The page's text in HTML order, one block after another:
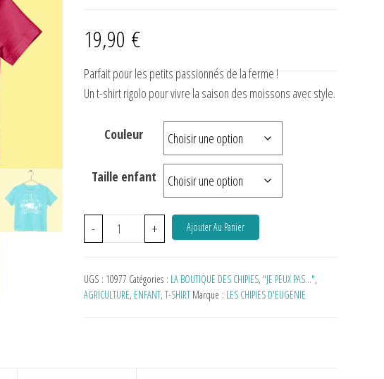
19,90 €
Parfait pour les petits passionnés de la ferme !
Un t-shirt rigolo pour vivre la saison des moissons avec style.
Demander à ChatGPT
Couleur
Taille enfant
- + Ajouter Au Panier
UGS : 10977 Catégories : LA BOUTIQUE DES CHIPIES, "JE PEUX PAS…",
AGRICULTURE, ENFANT, T-SHIRT Marque : LES CHIPIES D'EUGENIE